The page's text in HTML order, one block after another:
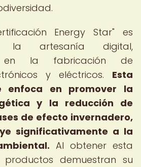
Energy Star" es
la artesanía digital,
en la fabricación de
y eléctricos. Esta
enfoca en promover la
y la reducción de
de efecto invernadero,
significativamente a la
Al obtener esta
productos demuestran su